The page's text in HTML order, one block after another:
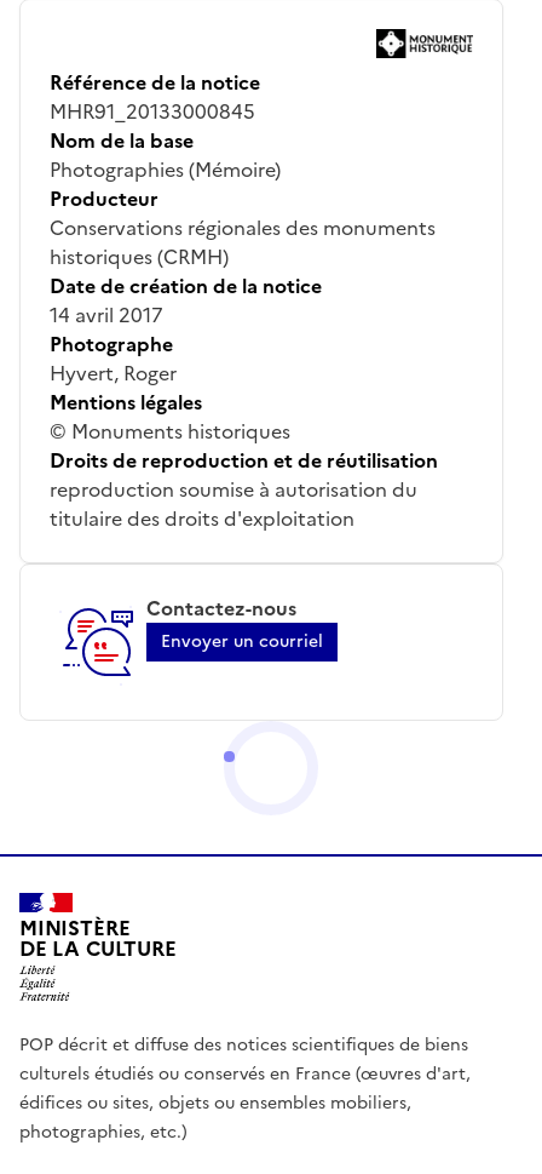
Référence de la notice
MHR91_20133000845
Nom de la base
Photographies (Mémoire)
Producteur
Conservations régionales des monuments
historiques (CRMH)
Date de création de la notice
14 avril 2017
Photographe
Hyvert, Roger
Mentions légales
© Monuments historiques
Droits de reproduction et de réutilisation
reproduction soumise à autorisation du
titulaire des droits d'exploitation
Contactez-nous
Envoyer un courriel
MINISTÈRE
DE LA CULTURE
POP décrit et diffuse des notices scientifiques de biens
culturels étudiés ou conservés en France (œuvres d'art,
édifices ou sites, objets ou ensembles mobiliers,
photographies, etc.)